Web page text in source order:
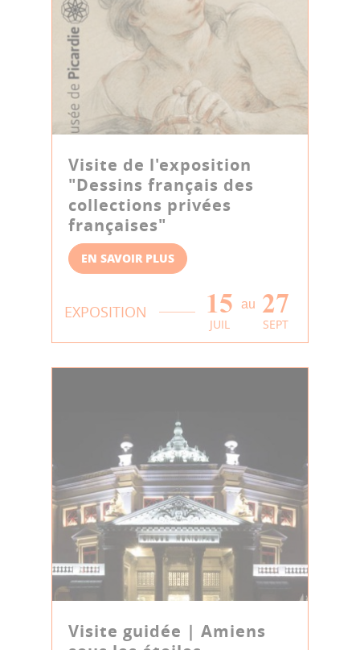
Visite de l'exposition
"Dessins français des
collections privées
françaises"
EN SAVOIR PLUS
EXPOSITION 15
JUIL
au 27
SEPT
Visite guidée | Amiens